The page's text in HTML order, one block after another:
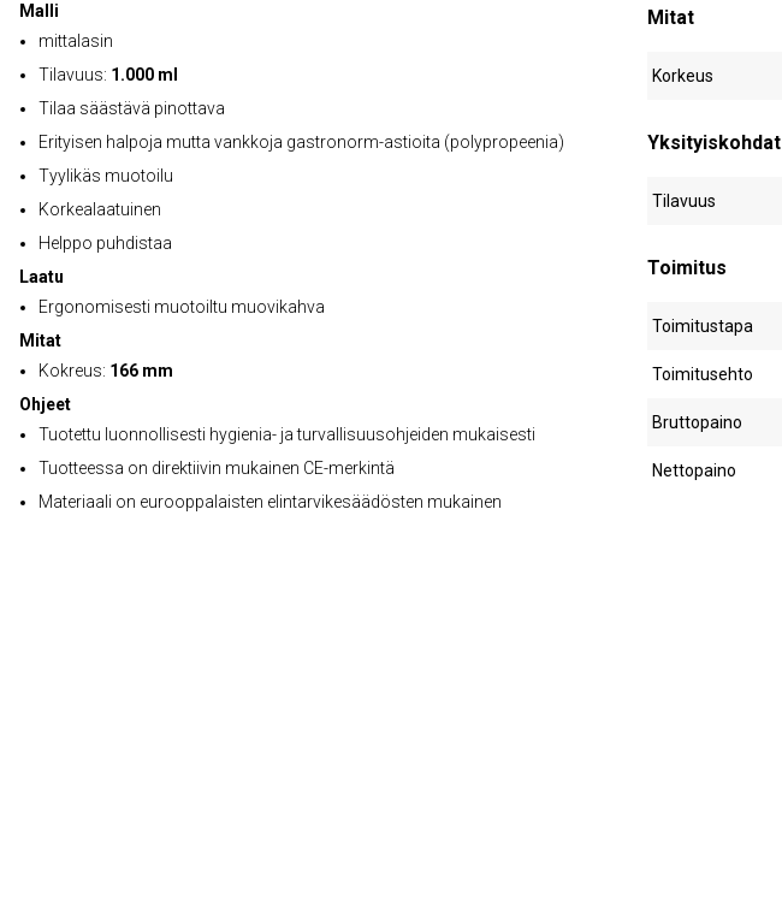
Malli
mittalasin
Tilavuus: 1.000 ml
Tilaa säästävä pinottava
Erityisen halpoja mutta vankkoja gastronorm-astioita (polypropeenia)
Tyylikäs muotoilu
Korkealaatuinen
Helppo puhdistaa
Laatu
Ergonomisesti muotoiltu muovikahva
Mitat
Kokreus: 166 mm
Ohjeet
Tuotettu luonnollisesti hygienia- ja turvallisuusohjeiden mukaisesti
Tuotteessa on direktiivin mukainen CE-merkintä
Materiaali on eurooppalaisten elintarvikesäädösten mukainen
Mitat
Korkeus
Yksityiskohdat
Tilavuus
Toimitus
Toimitustapa
Toimitusehto
Bruttopaino
Nettopaino